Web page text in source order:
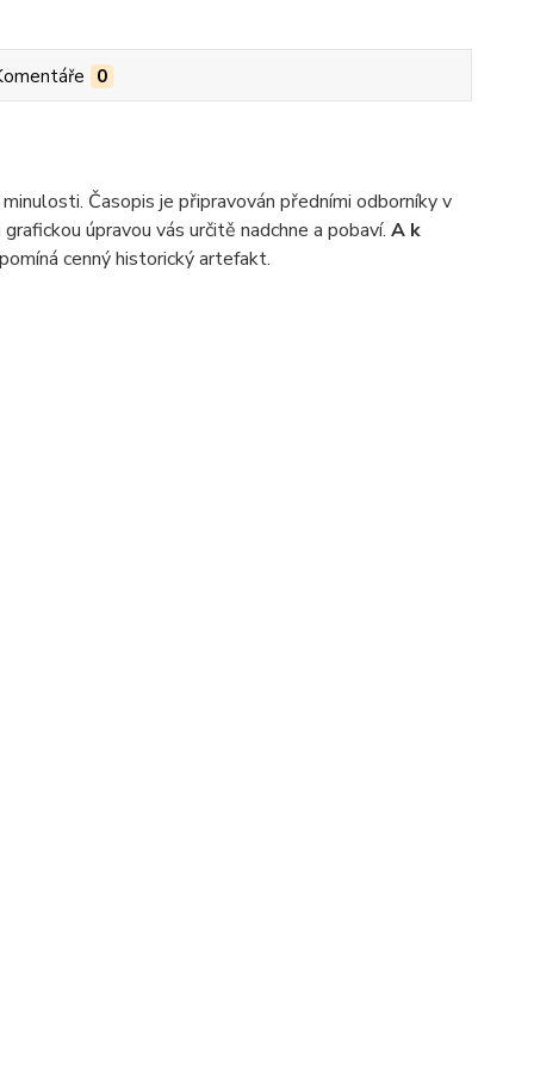
0
Časopis je připravován předními odborníky v
úpravou vás určitě nadchne a pobaví. A k
cenný historický artefakt.